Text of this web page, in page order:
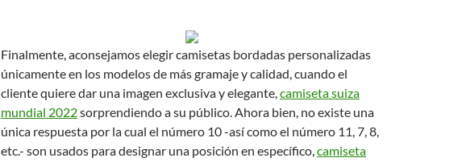
Finalmente, aconsejamos elegir camisetas bordadas personalizadas
únicamente en los modelos de más gramaje y calidad, cuando el
cliente quiere dar una imagen exclusiva y elegante,camiseta suiza
mundial 2022sorprendiendo a su público. Ahora bien, no existe una
única respuesta por la cual el número 10 -así como el número 11, 7, 8,
etc.- son usados para designar una posición en específico,camiseta